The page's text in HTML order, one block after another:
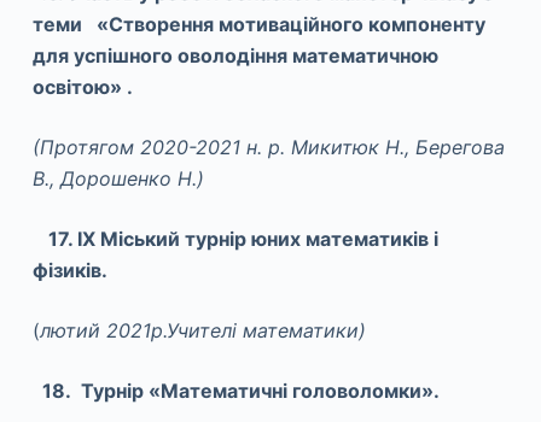
теми «Створення мотиваційного компоненту
для успішного оволодіння математичною
освітою» .
(Протягом 2020-2021 н. р. Микитюк Н., Берегова
В., Дорошенко Н.)
17. IXМіський турнір юних математиків і
фізиків.
(лютий 2021р.Учителі математики)
18. Турнір «Математичні головоломки».